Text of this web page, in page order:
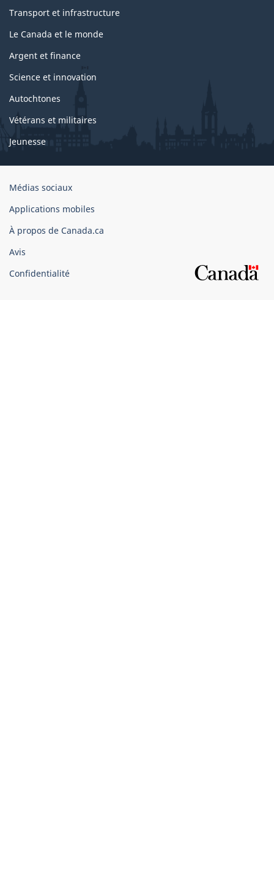
Transport et infrastructure
Le Canada et le monde
Argent et finance
Science et innovation
Autochtones
Vétérans et militaires
Jeunesse
Organisation
gouvernement
du
Canada
Médias sociaux
Applications mobiles
À propos de Canada.ca
Avis
Confidentialité